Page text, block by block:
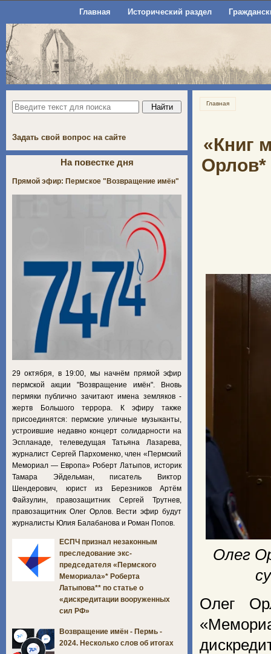
Главная Исторический раздел
Главная
«Книг
Орлов*
Олег
Олег
Задать свой вопрос на сайте
На повестке дня
Прямой эфир: Пермское "Возвращение имён"
29 октября, в 19:00, мы начнём прямой эфир
пермской акции "Возвращение имён". Вновь
пермяки публично зачитают имена земляков -
жертв Большого террора. К эфиру также
присоединятся: пермские уличные музыканты,
устроившие недавно концерт солидарности на
Эспланаде, телеведущая Татьяна Лазарева,
журналист Сергей Пархоменко, член «Пермский
Мемориал — Европа» Роберт Латыпов, историк
Тамара Эйдельман, писатель Виктор
Шендерович, юрист из Березников Артём
Файзулин, правозащитник Сергей Трутнев,
правозащитник Олег Орлов. Вести эфир будут
журналисты Юлия Балабанова и Роман Попов.
ЕСПЧ признал незаконным
преследование экс-
председателя «Пермского
Мемориала»* Роберта
Латыпова** по статье о
«дискредитации вооруженных
сил РФ»
Возвращение имён - Пермь -
2024. Несколько слов об итогах